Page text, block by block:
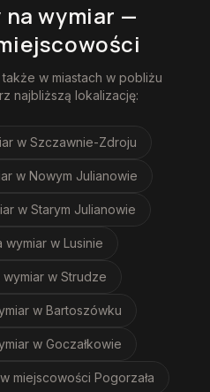
wymiar —
w miastach w pobliżu
najbliższą lokalizację:
w Szczawnie-Zdroju
w Nowym Julianowie
w Starym Julianowie
wymiar w Lusinie
w Strudze
w Bartoszówku
w Goczałkowie
w miejscowości Pogorzała